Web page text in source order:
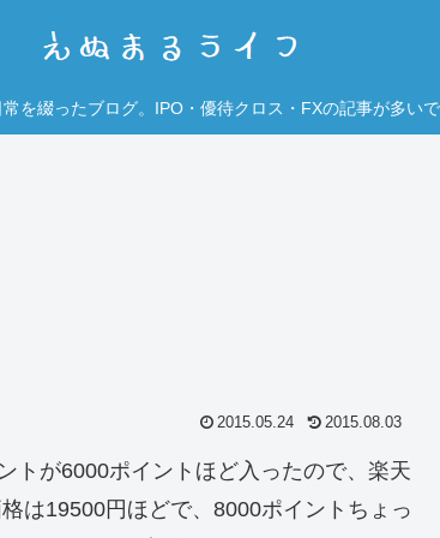
を綴ったブログ。IPO・優待クロス・FXの記事が多い
2015.05.24 2015.08.03
トが6000ポイントほど入ったので、楽天
は19500円ほどで、8000ポイントちょっ